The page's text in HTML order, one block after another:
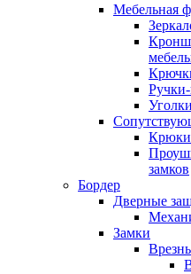
Мебельная
Крюки
замков
Бордер
Дверные
Замки